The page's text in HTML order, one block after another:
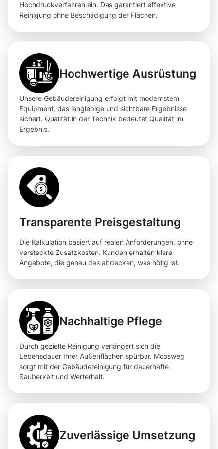
Hochdruckverfahren ein. Das garantiert effektive
Reinigung ohne Beschädigung der Flächen.
Hochwertige Ausrüstung
Unsere Gebäudereinigung erfolgt mit modernstem
Equipment, das langlebige und sichtbare Ergebnisse
sichert. Qualität in der Technik bedeutet Qualität im
Ergebnis.
Transparente Preisgestaltung
Die Kalkulation basiert auf realen Anforderungen, ohne
versteckte Zusatzkosten. Kunden erhalten klare
Angebote, die genau das abdecken, was nötig ist.
Nachhaltige Pflege
Durch gezielte Reinigung verlängert sich die
Lebensdauer Ihrer Außenflächen spürbar. Moosweg
sorgt mit der Gebäudereinigung für dauerhafte
Sauberkeit und Werterhalt.
Zuverlässige Umsetzung